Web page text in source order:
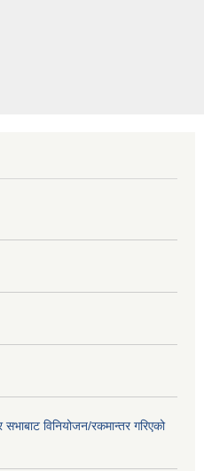
विनियोजन/रकमान्तर गरिएको